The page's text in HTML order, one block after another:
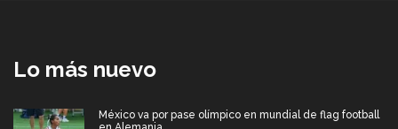
Lo más nuevo
México va por pase olímpico en mundial de flag football